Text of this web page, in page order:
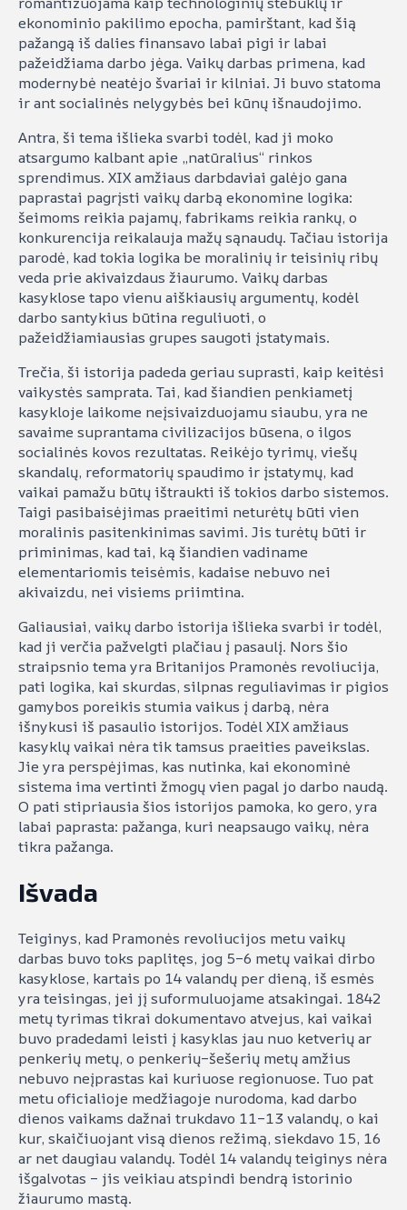
ekonominio pakilimo epocha, pamirštant, kad šią
pažangą iš dalies finansavo labai pigi ir labai
pažeidžiama darbo jėga. Vaikų darbas primena, kad
modernybė neatėjo švariai ir kilniai. Ji buvo statoma
ir ant socialinės nelygybės bei kūnų išnaudojimo.
Antra, ši tema išlieka svarbi todėl, kad ji moko
atsargumo kalbant apie „natūralius“ rinkos
sprendimus. XIX amžiaus darbdaviai galėjo gana
paprastai pagrįsti vaikų darbą ekonomine logika:
šeimoms reikia pajamų, fabrikams reikia rankų, o
konkurencija reikalauja mažų sąnaudų. Tačiau istorija
parodė, kad tokia logika be moralinių ir teisinių ribų
veda prie akivaizdaus žiaurumo. Vaikų darbas
kasyklose tapo vienu aiškiausių argumentų, kodėl
darbo santykius būtina reguliuoti, o
pažeidžiamiausias grupes saugoti įstatymais.
Trečia, ši istorija padeda geriau suprasti, kaip keitėsi
vaikystės samprata. Tai, kad šiandien penkiametį
kasykloje laikome neįsivaizduojamu siaubu, yra ne
savaime suprantama civilizacijos būsena, o ilgos
socialinės kovos rezultatas. Reikėjo tyrimų, viešų
skandalų, reformatorių spaudimo ir įstatymų, kad
vaikai pamažu būtų ištraukti iš tokios darbo sistemos.
Taigi pasibaisėjimas praeitimi neturėtų būti vien
moralinis pasitenkinimas savimi. Jis turėtų būti ir
priminimas, kad tai, ką šiandien vadiname
elementariomis teisėmis, kadaise nebuvo nei
akivaizdu, nei visiems priimtina.
Galiausiai, vaikų darbo istorija išlieka svarbi ir todėl,
kad ji verčia pažvelgti plačiau į pasaulį. Nors šio
straipsnio tema yra Britanijos Pramonės revoliucija,
pati logika, kai skurdas, silpnas reguliavimas ir pigios
gamybos poreikis stumia vaikus į darbą, nėra
išnykusi iš pasaulio istorijos. Todėl XIX amžiaus
kasyklų vaikai nėra tik tamsus praeities paveikslas.
Jie yra perspėjimas, kas nutinka, kai ekonominė
sistema ima vertinti žmogų vien pagal jo darbo naudą.
O pati stipriausia šios istorijos pamoka, ko gero, yra
labai paprasta: pažanga, kuri neapsaugo vaikų, nėra
tikra pažanga.
Išvada
Teiginys, kad Pramonės revoliucijos metu vaikų
darbas buvo toks paplitęs, jog 5–6 metų vaikai dirbo
kasyklose, kartais po 14 valandų per dieną, iš esmės
yra teisingas, jei jį suformuluojame atsakingai. 1842
metų tyrimas tikrai dokumentavo atvejus, kai vaikai
buvo pradedami leisti į kasyklas jau nuo ketverių ar
penkerių metų, o penkerių–šešerių metų amžius
nebuvo neįprastas kai kuriuose regionuose. Tuo pat
metu oficialioje medžiagoje nurodoma, kad darbo
dienos vaikams dažnai trukdavo 11–13 valandų, o kai
kur, skaičiuojant visą dienos režimą, siekdavo 15, 16
ar net daugiau valandų. Todėl 14 valandų teiginys nėra
išgalvotas – jis veikiau atspindi bendrą istorinio
žiaurumo mastą.